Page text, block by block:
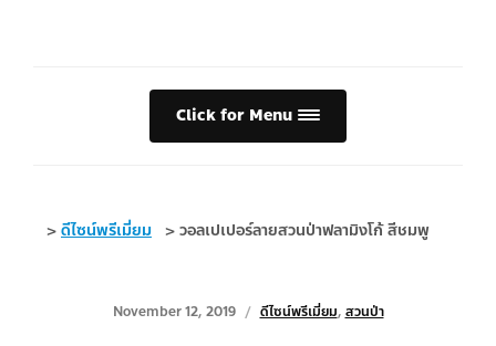
Click for Menu
>ดีไซน์พรีเมี่ยม >วอลเปเปอร์ลายสวนป่าฟลามิงโก้ สีชมพู
November 12, 2019 ดีไซน์พรีเมี่ยม, สวนป่า